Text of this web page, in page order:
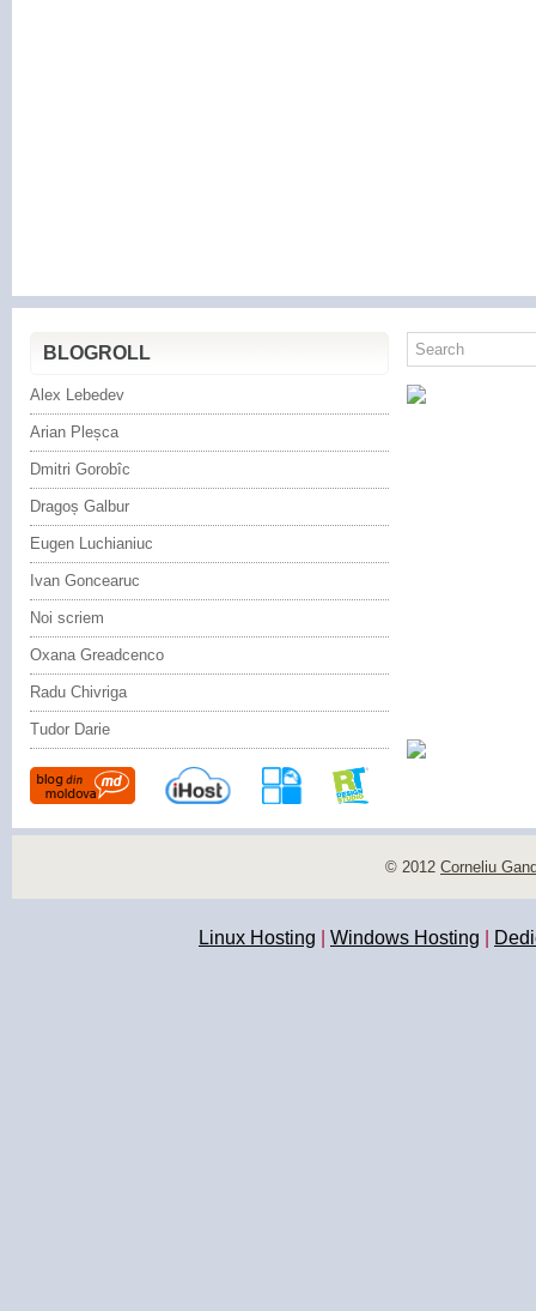
BLOGROLL
Alex Lebedev
Arian Pleșca
Dmitri Gorobîc
Dragoș Galbur
Eugen Luchianiuc
Ivan Goncearuc
Noi scriem
Oxana Greadcenco
Radu Chivriga
Tudor Darie
© 2012 Corneliu
Linux Hosting Windows Hosting